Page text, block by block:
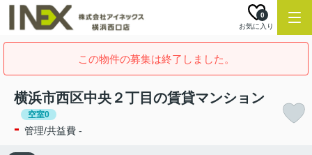
お気に入り
0
この物件の募集は終了しました。
横浜市西区中央２丁目の賃貸マンション
空室0
- 管理/共益費 -